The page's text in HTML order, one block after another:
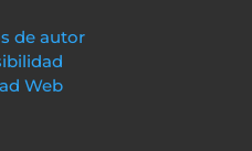
de autor
Web